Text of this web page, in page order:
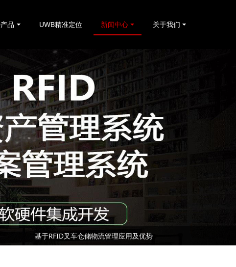
品 UWB精准定位 新闻中心 关于我们
基于RFID叉车仓储物流管理应用及优势
国际RFID行业标准有哪些？
基于RFID叉车仓储物流管理应用及优势